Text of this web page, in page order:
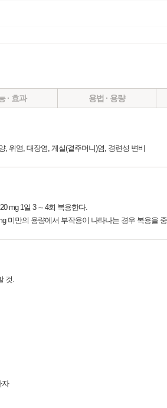
· 효과 용법 · 용량
, 위염, 대장염, 게실(곁주머니)염, 경련성 변비
mg 1일 3 ∼ 4회 복용한다.
미만의 용량에서 부작용이 나타나는 경우 복용을
것.
자